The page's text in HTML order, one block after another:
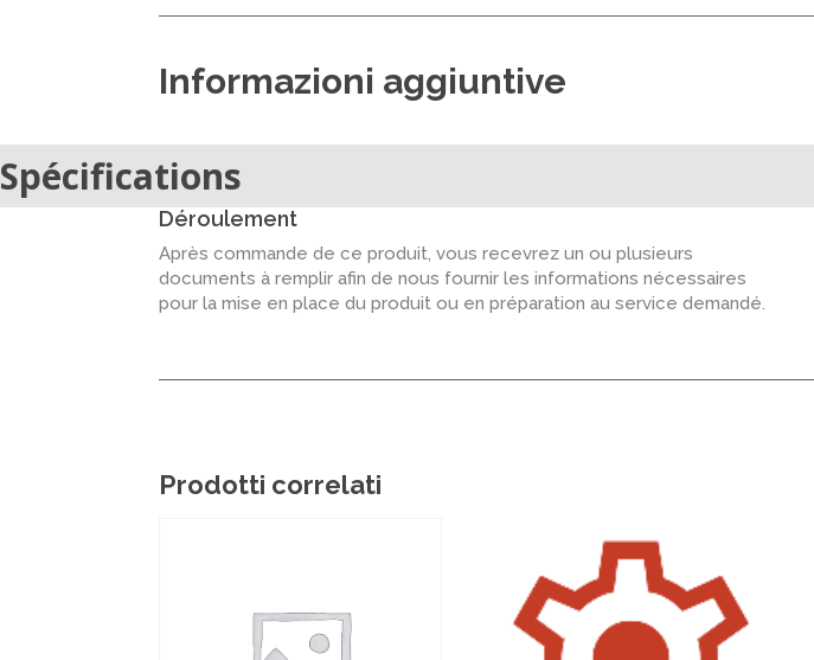
Informazioni aggiuntive
Spécifications
Déroulement
Après commande de ce produit, vous recevrez un ou plusieurs
documents à remplir afin de nous fournir les informations nécessaires
pour la mise en place du produit ou en préparation au service demandé.
Prodotti correlati